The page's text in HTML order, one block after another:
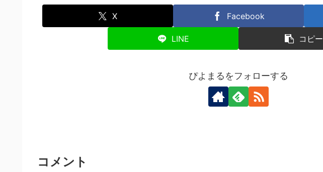
X Facebook
LINE コピー
ぴよまるをフォローする
コメント